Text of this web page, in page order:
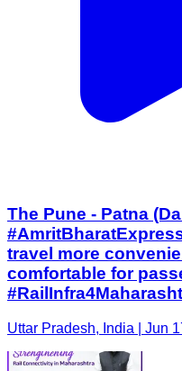
The Pune - Patna
travel more
comfortable for
Uttar Pradesh, India | Jun